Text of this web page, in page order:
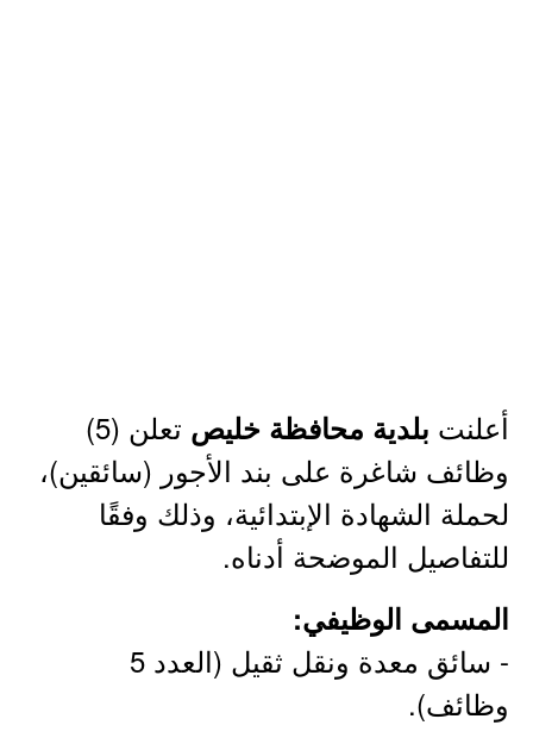
أعلنت بلدية محافظة خليص
تعلن (5)
وظائف شاغرة على بند الأجور (سائقين)،
لحملة الشهادة الإبتدائية، وذلك وفقًا
للتفاصيل الموضحة أدناه.
المسمى الوظيفي:
- سائق معدة ونقل ثقيل (العدد 5
وظائف).